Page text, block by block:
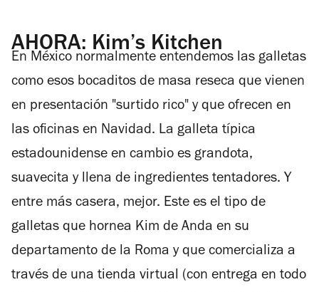
AHORA: Kim’s Kitchen
En México normalmente entendemos las galletas
como esos bocaditos de masa reseca que vienen
en presentación "surtido rico" y que ofrecen en
las oficinas en Navidad. La galleta típica
estadounidense en cambio es grandota,
suavecita y llena de ingredientes tentadores. Y
entre más casera, mejor. Este es el tipo de
galletas que hornea Kim de Anda en su
departamento de la Roma y que comercializa a
través de una tienda virtual (con entrega en todo